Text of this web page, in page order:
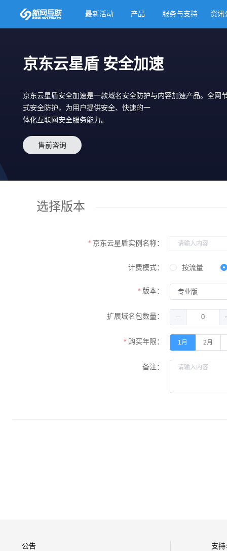
最新活动 产品 服务与支持 资讯
京东云星盾 安全加速
京东云星盾安全加速是一款域名安全防护与内容加速产品。全网
式安全防护，为用户提供安全、快速的一
体化互联网安全服务能力。
售前咨询
选择版本
京东云星盾实例名称：
计费模式： 按流量
版本：
扩展域名包数量：
购买年限： 1月 2月
备注：
公告 支